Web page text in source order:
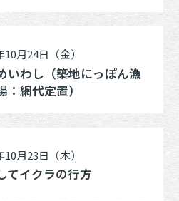
10月24日（金）
いわし（築地にっぽん漁
：網代定置）
10月23日（木）
てイクラの行方